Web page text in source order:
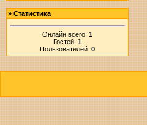
» Статистика
Онлайн всего: 1
Гостей: 1
Пользователей: 0